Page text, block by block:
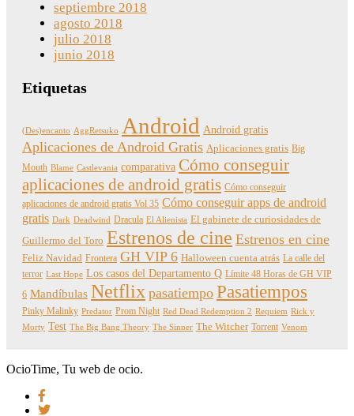
septiembre 2018
agosto 2018
julio 2018
junio 2018
Etiquetas
(Des)encanto AggRetsuko Android Android gratis
Aplicaciones de Android Gratis Aplicaciones gratis Big
Mouth Blame Castlevania comparativa Cómo conseguir
aplicaciones de android gratis Cómo conseguir
aplicaciones de android gratis Vol 35 Cómo conseguir apps de android
gratis Dark Deadwind Dracula El Alienista El gabinete de curiosidades de
Guillermo del Toro Estrenos de cine Estrenos en cine
Feliz Navidad Frontera GH VIP 6 Halloween cuenta atrás La calle del
terror Last Hope Los casos del Departamento Q Límite 48 Horas de GH VIP
6 Mandíbulas Netflix pasatiempo Pasatiempos
Pinky Malinky Predator Prom Night Red Dead Redemption 2 Requiem Rick y
Morty Test The Big Bang Theory The Sinner The Witcher Torrent Venom
OcioTime, Tu web de ocio.